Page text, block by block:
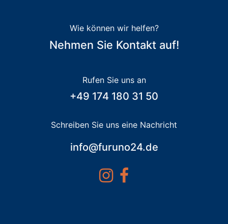
Wie können wir helfen?
Nehmen Sie Kontakt auf!
Rufen Sie uns an
+49 174 180 31 50
Schreiben Sie uns eine Nachricht
info@furuno24.de